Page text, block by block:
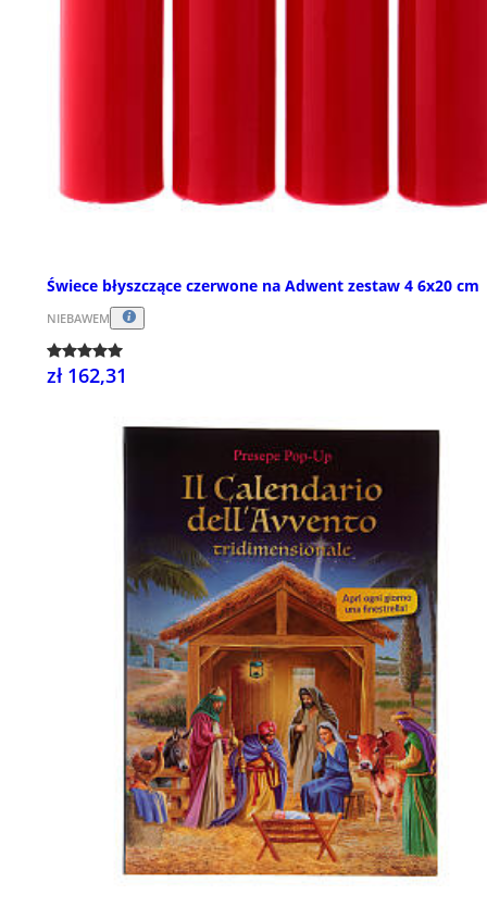
Świece błyszczące czerwone na Adwent zestaw 4 6x20 cm
NIEBAWEM
zł 162,31